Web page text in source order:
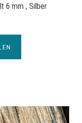
6 mm , Silber